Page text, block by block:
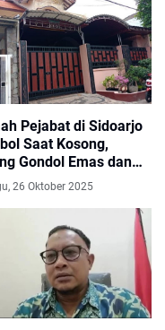
Pejabat di Sidoarjo
Saat Kosong,
Gondol Emas dan
Bernilai Fantastis
26 Oktober 2025